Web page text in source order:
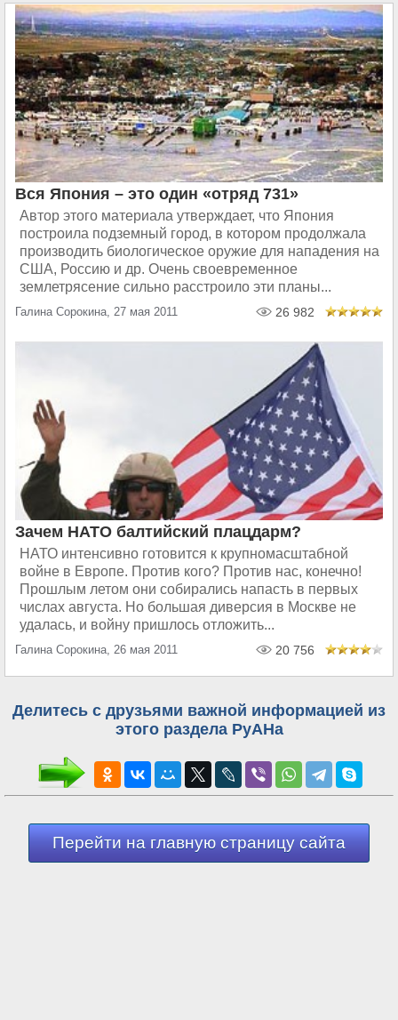
Вся Япония – это один «отряд 731»
Автор этого материала утверждает, что Япония
построила подземный город, в котором продолжала
производить биологическое оружие для нападения на
США, Россию и др. Очень своевременное
землетрясение сильно расстроило эти планы...
Галина Сорокина, 27 мая 2011 26 982
Зачем НАТО балтийский плацдарм?
НАТО интенсивно готовится к крупномасштабной
войне в Европе. Против кого? Против нас, конечно!
Прошлым летом они собирались напасть в первых
числах августа. Но большая диверсия в Москве не
удалась, и войну пришлось отложить...
Галина Сорокина, 26 мая 2011 20 756
Делитесь с друзьями важной информацией из
этого раздела РуАНа
Перейти на главную страницу сайта